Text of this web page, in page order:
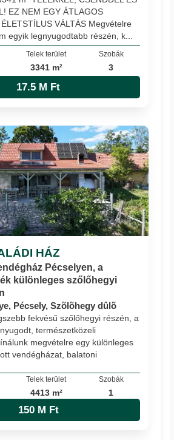
EZ NEM EGY ÁTLAGOS
VÁLTÁS Megvételre
egyik legnyugodtabb részén, k...
Telek terület
3341 m²
Szobák
3
17.5 M Ft
HÁZ
Pécselyen, a
különleges szőlőhegyi
Pécsely, Szõlõhegy dûlõ
fekvésű szőlőhegyi részén, a
természetközeli
megvételre egy különleges
vendégházat, balatoni
Telek terület
4413 m²
Szobák
1
150 M Ft